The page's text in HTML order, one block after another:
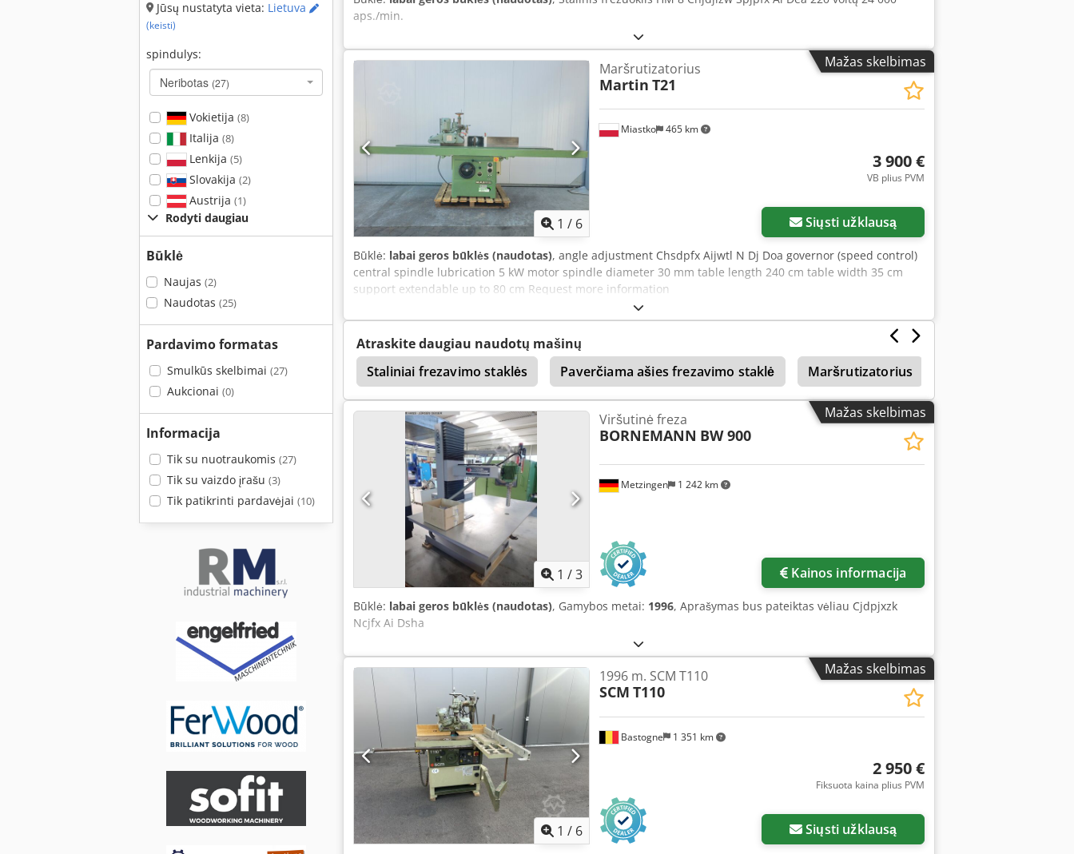
Jūsų nustatyta vieta: Lietuva
(keisti)
spindulys:
Neribotas (27)
Vokietija (8)
Italija (8)
Lenkija (5)
Slovakija (2)
Austrija (1)
Rodyti daugiau
Būklė
Naujas (2)
Naudotas (25)
Pardavimo formatas
Smulkūs skelbimai (27)
Aukcionai (0)
Informacija
Tik su nuotraukomis (27)
Tik su vaizdo įrašu (3)
Tik patikrinti pardavėjai (10)
aps./min.
Mažas skelbimas
1 / 6
Miastko 465 km
Maršrutizatorius
Martin T21
3 900 €
VB plius PVM
Siųsti užklausą
Būklė: labai geros būklės (naudotas), angle adjustment Chsdpfx Aijwtl N Dj Doa governor (speed control)
central spindle lubrication 5 kW motor spindle diameter 30 mm table length 240 cm table width 35 cm
support extendable up to 80 cm Request more information
Atraskite daugiau naudotų mašinų
Staliniai frezavimo staklės
Paverčiama ašies frezavimo staklė Maršrutizatorius
Scheer Zf 630 Scheer
Mažas skelbimas
1 /3
Metzingen 1 242 km
Viršutinė freza
BORNEMANN BW 900
Kainos informacija
Būklė: labai geros būklės (naudotas), Gamybos metai: 1996, Aprašymas bus pateiktas vėliau Cjdpjxzk
Ncjfx Ai Dsha
Mažas skelbimas
1 / 6
Bastogne 1 351 km
1996 m. SCM T110
SCM T110
2 950 €
Fiksuota kaina plius PVM
Siųsti užklausą